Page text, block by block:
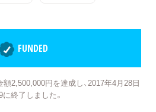
FUNDED
2,500,000円を達成し、2017年4月28日
終了しました。